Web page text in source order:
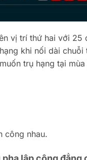
vị trí thứ hai với 25
khi nối dài chuỗi
trụ hạng tại
công nhau.